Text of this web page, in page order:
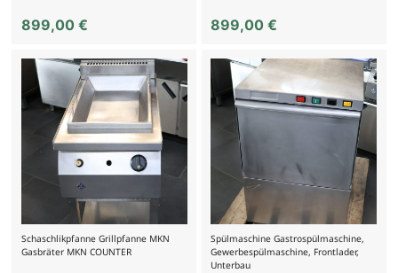
899,00 € 899,00€
Schaschlikpfanne Grillpfanne MKN
Gasbräter MKN COUNTER
Spülmaschine Gastrospülmaschine,
Gewerbespülmaschine, Frontlader,
Unterbau